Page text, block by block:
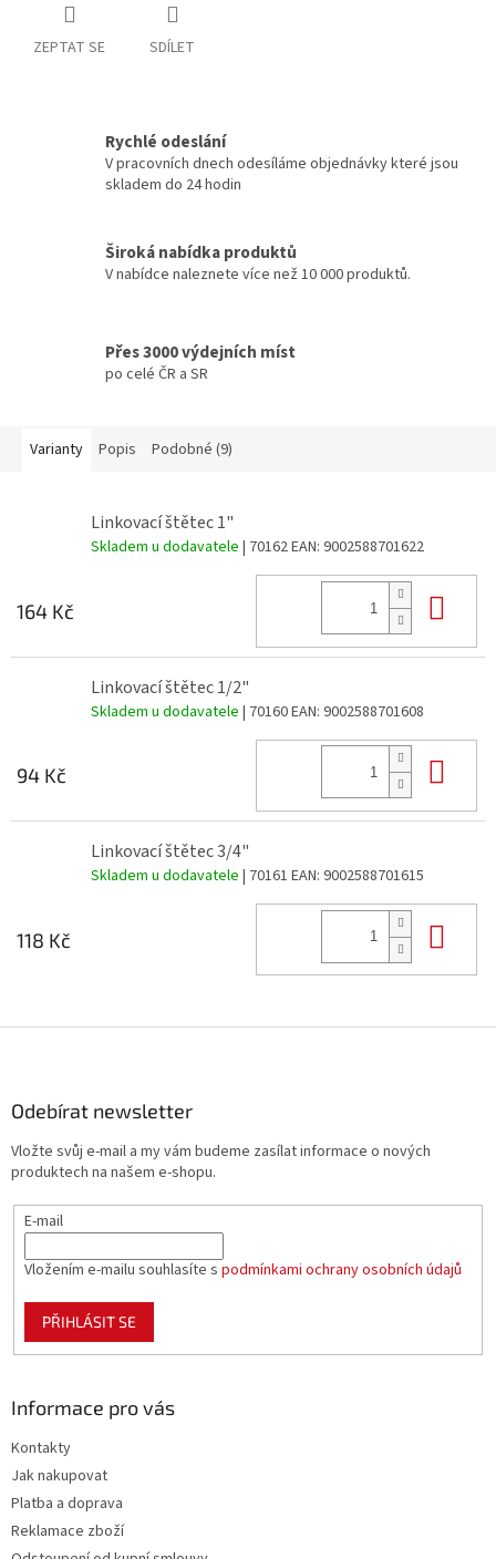
ZEPTAT SE SDÍLET
Rychlé odeslání
V pracovních dnech odesíláme objednávky které jsou
skladem do 24 hodin
Široká nabídka produktů
V nabídce naleznete více než 10 000 produktů.
Přes 3000 výdejních míst
po celé ČR a SR
Varianty Popis Podobné (9)
Linkovací štětec 1"
Skladem u dodavatele | 70162EAN: 9002588701622
164 Kč
Linkovací štětec 1/2"
Skladem u dodavatele | 70160EAN: 9002588701608
94 Kč
Linkovací štětec 3/4"
Skladem u dodavatele | 70161 EAN: 9002588701615
118 Kč
Odebírat newsletter
Vložte svůj e-mail a my vám budeme zasílat informace o nových
produktech na našem e-shopu.
E-mail
Vložením e-mailu souhlasíte s podmínkami ochrany osobních údajů
PŘIHLÁSIT SE
Informace pro vás
Kontakty
Jak nakupovat
Platba a doprava
Reklamace zboží